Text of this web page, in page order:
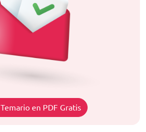
Temario en PDF Gratis